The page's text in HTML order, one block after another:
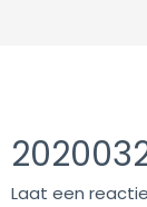
Laat een